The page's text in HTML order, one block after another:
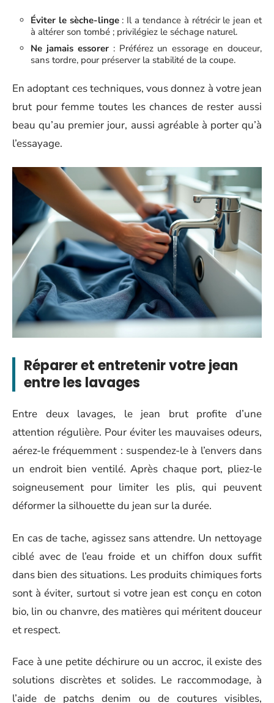
Éviter le sèche-linge: Il a tendance à rétrécir le jean et
à altérer son tombé ; privilégiez le séchage naturel.
Ne jamais essorer: Préférez un essorage en douceur,
sans tordre, pour préserver la stabilité de la coupe.
En adoptant ces techniques, vous donnez à votre jean
brut pour femme toutes les chances de rester aussi
beau qu’au premier jour, aussi agréable à porter qu’à
l’essayage.
Réparer et entretenir votre jean
entre les lavages
Entre deux lavages, le jean brut profite d’une
attention régulière. Pour éviter les mauvaises odeurs,
aérez-le fréquemment : suspendez-le à l’envers dans
un endroit bien ventilé. Après chaque port, pliez-le
soigneusement pour limiter les plis, qui peuvent
déformer la silhouette du jean sur la durée.
En cas de tache, agissez sans attendre. Un nettoyage
ciblé avec de l’eau froide et un chiffon doux suffit
dans bien des situations. Les produits chimiques forts
sont à éviter, surtout si votre jean est conçu en coton
bio, lin ou chanvre, des matières qui méritent douceur
et respect.
Face à une petite déchirure ou un accroc, il existe des
solutions discrètes et solides. Le raccommodage, à
l’aide de patchs denim ou de coutures visibles,